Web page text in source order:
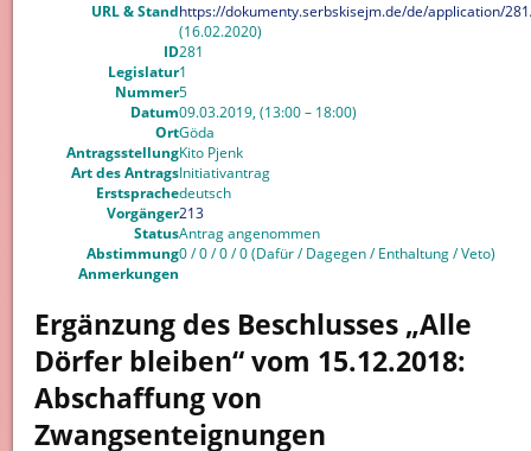
URL & Standhttps://dokumenty.serbskisejm.de/de/application/
(16.02.2020)
ID281
Legislatur1
Nummer5
Datum09.03.2019, (13:00 – 18:00)
OrtGöda
AntragsstellungKito Pjenk
Art des AntragsInitiativantrag
Erstsprachedeutsch
Vorgänger213
StatusAntrag angenommen
Abstimmung0 / 0 / 0 / 0 (Dafür / Dagegen / Enthaltung / Veto)
Anmerkungen
Ergänzung des Beschlusses „Alle
Dörfer bleiben“ vom 15.12.2018:
Abschaffung von
Zwangsenteignungen